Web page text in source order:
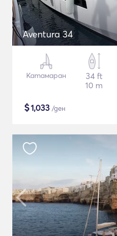
Aventura 34
Катамаран
34 ft
10 m
$1,033 /ден